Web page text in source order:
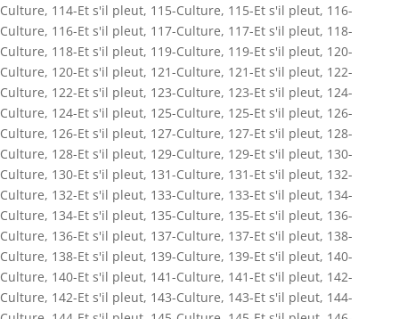
Culture, 114-Et s'il pleut, 115-Culture, 115-Et s'il pleut, 116-
Culture, 116-Et s'il pleut, 117-Culture, 117-Et s'il pleut, 118-
Culture, 118-Et s'il pleut, 119-Culture, 119-Et s'il pleut, 120-
Culture, 120-Et s'il pleut, 121-Culture, 121-Et s'il pleut, 122-
Culture, 122-Et s'il pleut, 123-Culture, 123-Et s'il pleut, 124-
Culture, 124-Et s'il pleut, 125-Culture, 125-Et s'il pleut, 126-
Culture, 126-Et s'il pleut, 127-Culture, 127-Et s'il pleut, 128-
Culture, 128-Et s'il pleut, 129-Culture, 129-Et s'il pleut, 130-
Culture, 130-Et s'il pleut, 131-Culture, 131-Et s'il pleut, 132-
Culture, 132-Et s'il pleut, 133-Culture, 133-Et s'il pleut, 134-
Culture, 134-Et s'il pleut, 135-Culture, 135-Et s'il pleut, 136-
Culture, 136-Et s'il pleut, 137-Culture, 137-Et s'il pleut, 138-
Culture, 138-Et s'il pleut, 139-Culture, 139-Et s'il pleut, 140-
Culture, 140-Et s'il pleut, 141-Culture, 141-Et s'il pleut, 142-
Culture, 142-Et s'il pleut, 143-Culture, 143-Et s'il pleut, 144-